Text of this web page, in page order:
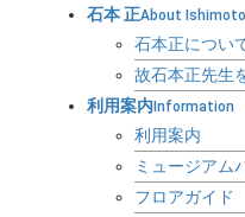
石本 正About Ishimoto
石本正につい
故石本正先生
利用案内 Information
利用案内
ミュージアム
フロアガイド